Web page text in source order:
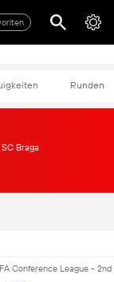
Runden
Braga
Conference League - 2nd